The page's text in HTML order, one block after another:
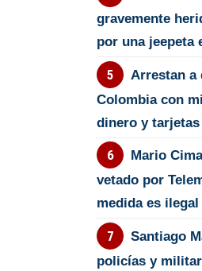
gravemente
por una jeepeta
Arrestan a
Colombia con
dinero y
Mario
vetado por
medida es ilegal
Santiago
policías y